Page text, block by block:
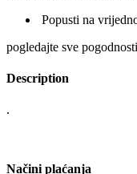
Popusti na
pogledajte sve
Description
.
Načini plaćanja